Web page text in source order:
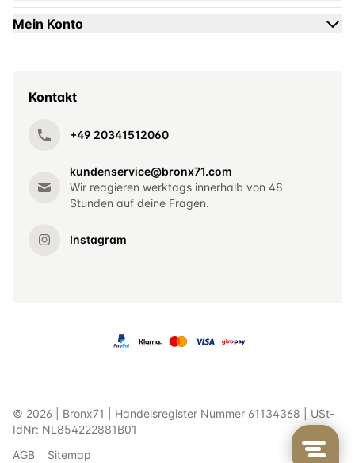
Mein Konto
Kontakt
+49 20341512060
kundenservice@bronx71.com
Wir reagieren werktags innerhalb von 48
Stunden auf deine Fragen.
Instagram
© 2026 | Bronx71 | Handelsregister Nummer 61134368 | USt-
IdNr: NL854222881B01
AGB
Sitemap